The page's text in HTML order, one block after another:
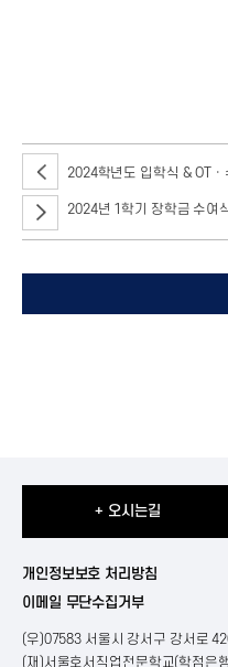
2024학년도 입학식 & OTㆍ
2024년 1학기 장학금 수여
+ 오시는길
개인정보보호 처리방침
이메일 무단수집거부
(우)07583 서울시 강서구 강서로
(재)서울호서직업전문학교(학점은